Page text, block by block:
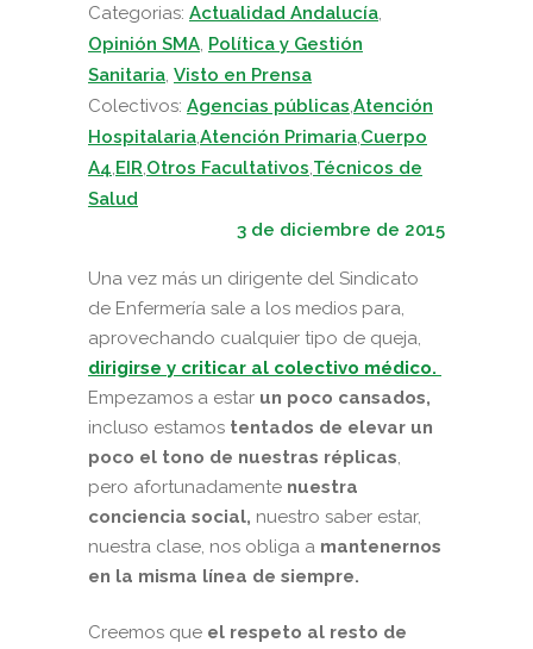
Categorias: Actualidad Andalucía,
Opinión SMA, Política y Gestión
Sanitaria, Visto en Prensa
Colectivos: Agencias públicas,Atención
Hospitalaria,Atención Primaria,Cuerpo
A4,EIR,Otros Facultativos,Técnicos de
Salud
3 de diciembre de 2015
Una vez más un dirigente del Sindicato
de Enfermería sale a los medios para,
aprovechando cualquier tipo de queja,
dirigirse y criticar al colectivo médico.
Empezamos a estar un poco cansados,
incluso estamos tentados de elevar un
poco el tono de nuestras réplicas,
pero afortunadamente nuestra
conciencia social, nuestro saber estar,
nuestra clase, nos obliga a mantenernos
en la misma línea de siempre.
Creemos que el respeto al resto de